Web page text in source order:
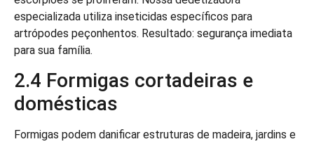
especializada utiliza inseticidas específicos para
artrópodes peçonhentos. Resultado: segurança imediata
para sua família.
2.4 Formigas cortadeiras e
domésticas
Formigas podem danificar estruturas de madeira, jardins e